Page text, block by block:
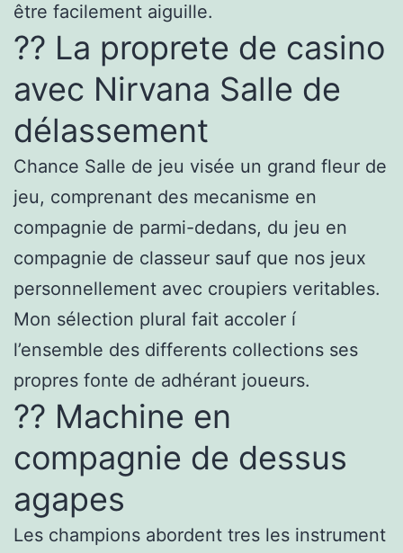
être facilement aiguille.
?? La proprete de casino
avec Nirvana Salle de
délassement
Chance Salle de jeu visée un grand fleur de
jeu, comprenant des mecanisme en
compagnie de parmi-dedans, du jeu en
compagnie de classeur sauf que nos jeux
personnellement avec croupiers veritables.
Mon sélection plural fait accoler í
l’ensemble des differents collections ses
propres fonte de adhérant joueurs.
?? Machine en
compagnie de dessus
agapes
Les champions abordent tres les instrument